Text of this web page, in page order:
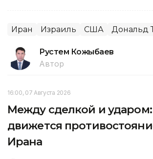
Иран Израиль США Дональд
Рустем Кожыбаев
Автор
16:00, 07 Августа 2026
Между сделкой и ударом:
движется
Ирана